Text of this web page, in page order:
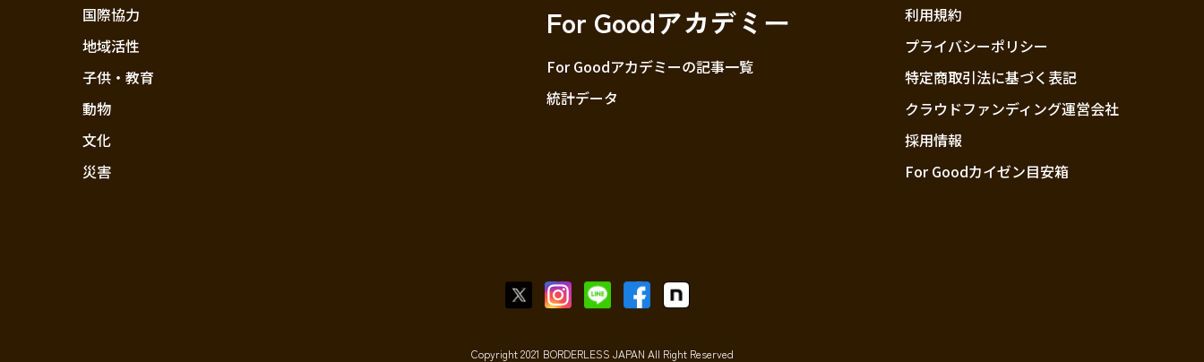
国際協力
地域活性
子供・教育
動物
文化
災害
For Goodアカデミー
For Goodアカデミーの記事一覧
統計データ
利用規約
プライバシーポリシー
特定商取引法に基づく表記
クラウドファンディング運営会社
採用情報
For Goodカイゼン目安箱
Copyright 2021 BORDERLESS JAPAN All Right Reserved